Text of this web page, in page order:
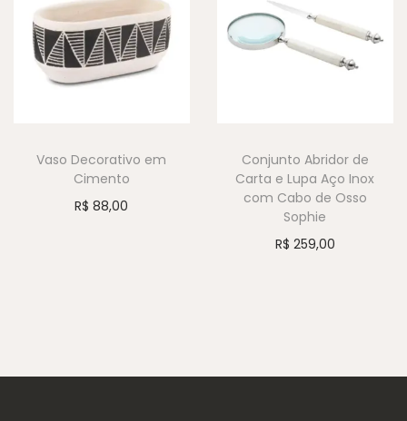
Vaso Decorativo em
Cimento
R$ 88,00
Conjunto Abridor de
Carta e Lupa Aço Inox
com Cabo de Osso
Sophie
R$ 259,00